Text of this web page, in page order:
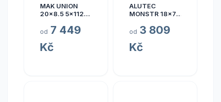
MAK UNION
20x8.5 5x112
od 7 449
Kč
ALUTEC
MONSTR 18x7.5
od 3 809
Kč